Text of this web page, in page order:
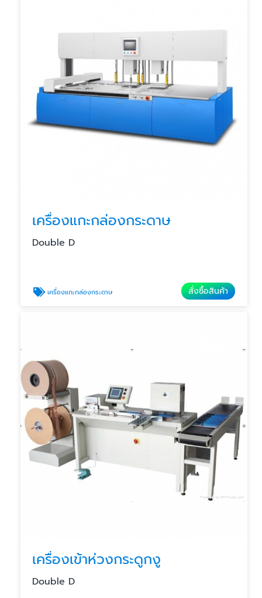
เครื่องแกะกล่องกระดาษ
Double D
เครื่องแกะกล่องกระดาษ สั่งซื้อสินค้า
เครื่องเข้าห่วงกระดูกงู
Double D